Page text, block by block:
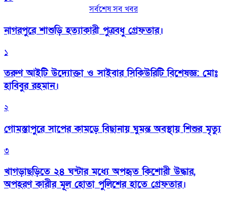
সর্বশেষ সব খবর
নাগরপুরে শাশুড়ি হত্যাকারী পুত্রবধু গ্রেফতার।
১
তরুণ আইটি উদ্যোক্তা ও সাইবার সিকিউরিটি বিশেষজ্ঞ: মোঃ
হাবিবুর রহমান।
২
গোমস্তাপুরে সাপের কামড়ে বিছানায় ঘুমন্ত অবস্থায় শিশুর মৃত্যু
৩
খাগড়াছড়িতে ২৪ ঘন্টার মধ্যে অপহৃত কিশোরী উদ্ধার,
অপহরণ কারীর মূল হোতা পুলিশের হাতে গ্রেফতার।